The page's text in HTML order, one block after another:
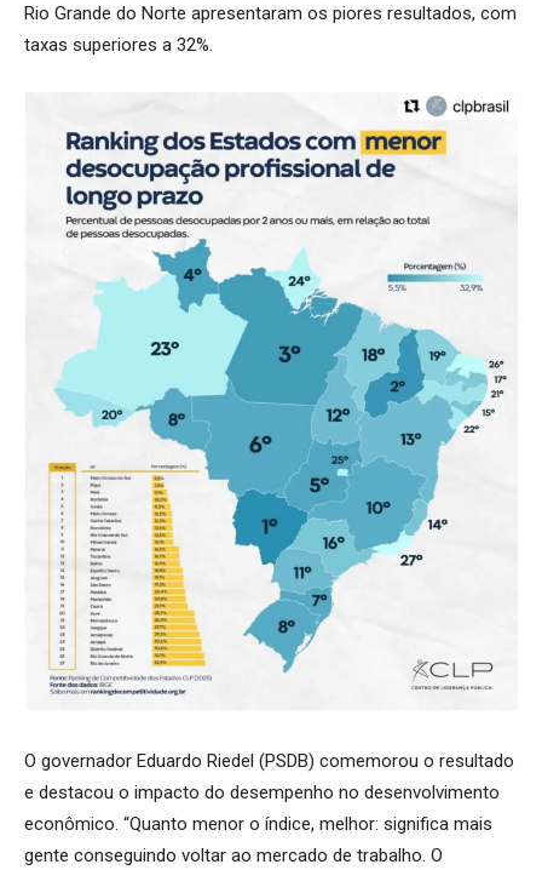
Rio Grande do Norte apresentaram os piores resultados, com
taxas superiores a 32%.
O governador Eduardo Riedel (PSDB) comemorou o resultado
e destacou o impacto do desempenho no desenvolvimento
econômico. “Quanto menor o índice, melhor: significa mais
gente conseguindo voltar ao mercado de trabalho. O